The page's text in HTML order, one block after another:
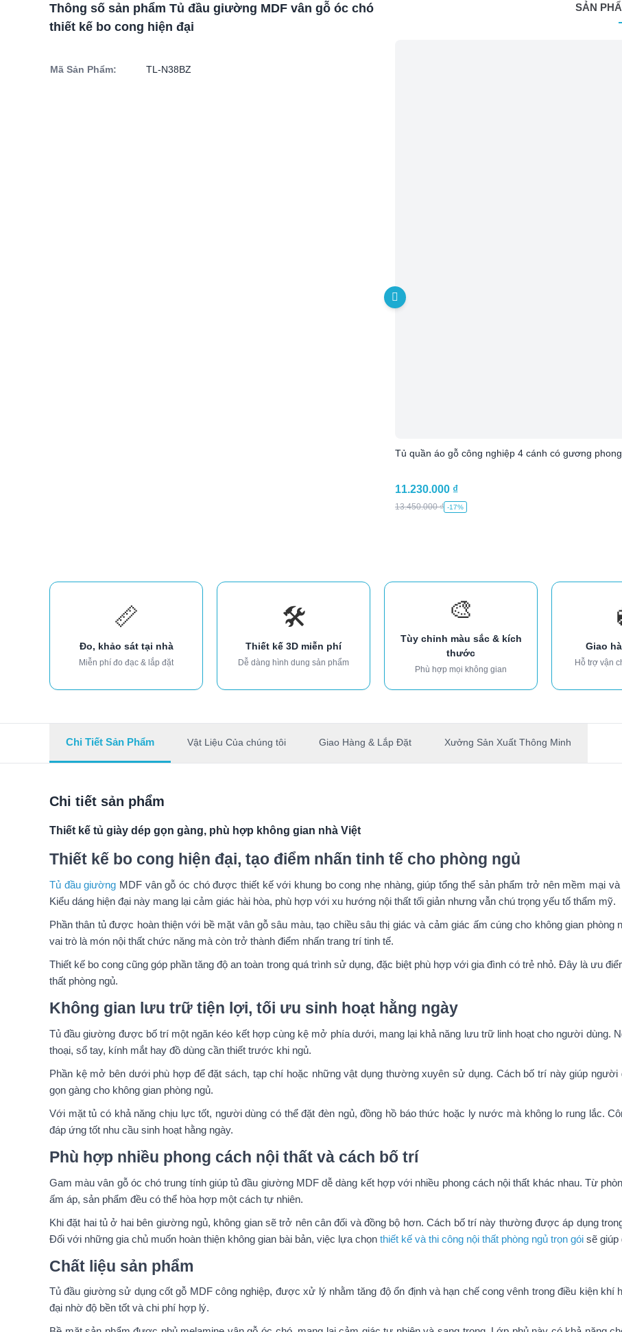
Thông số sản phẩm Tủ đầu giường MDF vân gỗ óc chó
thiết kế bo cong hiện đại
Mã Sản Phẩm: TL-N38BZ
SẢN
Tủ quần áo gỗ công nghiệp 4 cánh có gương
11.230.000 ₫
13.450.000₫ -17%
📏
Đo, khảo sát tại nhà
Miễn phí đo đạc & lắp đặt
🛠️
Thiết kế 3D miễn phí
Dễ dàng hình dung sản phẩm
🎨
Tùy chỉnh màu sắc & kích
thước
Phù hợp mọi không gian
Giao
Hỗ trợ vận
Chi Tiết Sản Phẩm Vật Liệu Của chúng tôi Giao Hàng & Lắp Đặt Xưởng Sản Xuất Thông Minh
Chi tiết sản phẩm
Thiết kế tủ giày dép gọn gàng, phù hợp không gian nhà Việt
Thiết kế bo cong hiện đại, tạo điểm nhấn tinh tế cho phòng ngủ
Tủ đầu giường MDF vân gỗ óc chó được thiết kế với khung bo cong nhẹ nhàng, giúp tổng thể sản phẩm trở nên mềm mại
Kiểu dáng hiện đại này mang lại cảm giác hài hòa, phù hợp với xu hướng nội thất tối giản nhưng vẫn chú trọng yếu tố thẩm mỹ.
Phần thân tủ được hoàn thiện với bề mặt vân gỗ sâu màu, tạo chiều sâu thị giác và cảm giác ấm cúng cho không gian phòng
vai trò là món nội thất chức năng mà còn trở thành điểm nhấn trang trí tinh tế.
Thiết kế bo cong cũng góp phần tăng độ an toàn trong quá trình sử dụng, đặc biệt phù hợp với gia đình có trẻ nhỏ. Đây là ưu
thất phòng ngủ.
Không gian lưu trữ tiện lợi, tối ưu sinh hoạt hằng ngày
Tủ đầu giường được bố trí một ngăn kéo kết hợp cùng kệ mở phía dưới, mang lại khả năng lưu trữ linh hoạt cho người dùng.
thoại, sổ tay, kính mắt hay đồ dùng cần thiết trước khi ngủ.
Phần kệ mở bên dưới phù hợp để đặt sách, tạp chí hoặc những vật dụng thường xuyên sử dụng. Cách bố trí này giúp
gọn gàng cho không gian phòng ngủ.
Với mặt tủ có khả năng chịu lực tốt, người dùng có thể đặt đèn ngủ, đồng hồ báo thức hoặc ly nước mà không lo rung lắc.
đáp ứng tốt nhu cầu sinh hoạt hằng ngày.
Phù hợp nhiều phong cách nội thất và cách bố trí
Gam màu vân gỗ óc chó trung tính giúp tủ đầu giường MDF dễ dàng kết hợp với nhiều phong cách nội thất khác nhau. Từ
ấm áp, sản phẩm đều có thể hòa hợp một cách tự nhiên.
Khi đặt hai tủ ở hai bên giường ngủ, không gian sẽ trở nên cân đối và đồng bộ hơn. Cách bố trí này thường được áp dụng
Đối với những gia chủ muốn hoàn thiện không gian bài bản, việc lựa chọn thiết kế và thi công nội thất phòng ngủ trọn gói sẽ giúp
Chất liệu sản phẩm
Tủ đầu giường sử dụng cốt gỗ MDF công nghiệp, được xử lý nhằm tăng độ ổn định và hạn chế cong vênh trong điều kiện khí
đại nhờ độ bền tốt và chi phí hợp lý.